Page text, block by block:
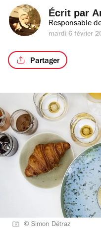
Écrit par
Responsable
mardi 6 février
Partager
© Simon Détraz